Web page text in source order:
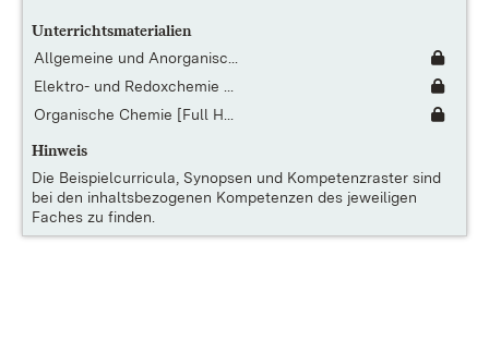
Unterrichtsmaterialien
Allgemeine und Anorganisc...
Elektro- und Redoxchemie ...
Organische Chemie [Full H...
Hinweis
Die Beispielcurricula, Synopsen und Kompetenzraster sind
bei den inhaltsbezogenen Kompetenzen des jeweiligen
Faches zu finden.